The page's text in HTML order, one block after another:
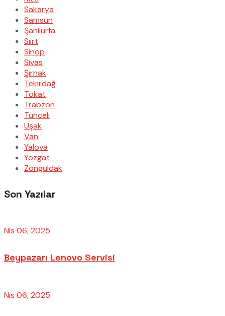
Sakarya
Samsun
Şanlıurfa
Siirt
Sinop
Sivas
Şırnak
Tekirdağ
Tokat
Trabzon
Tunceli
Uşak
Van
Yalova
Yozgat
Zonguldak
Son Yazılar
Nis 06, 2025
Beypazarı Lenovo Servisi
Nis 06, 2025